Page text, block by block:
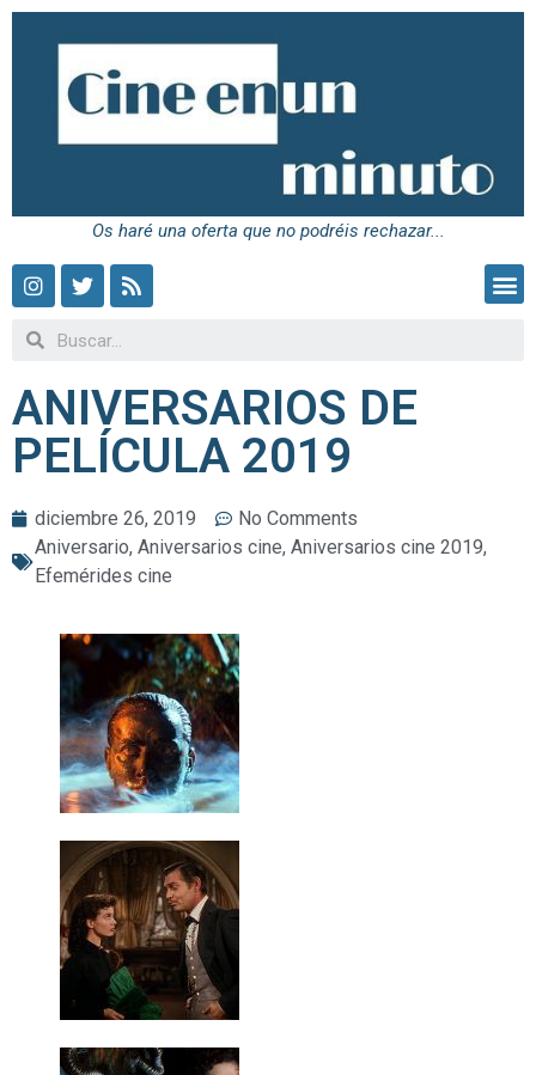
Os haré una oferta que no podréis rechazar...
ANIVERSARIOS DE
PELÍCULA 2019
diciembre 26, 2019
No Comments
Aniversario, Aniversarios cine, Aniversarios cine 2019,
Efemérides cine